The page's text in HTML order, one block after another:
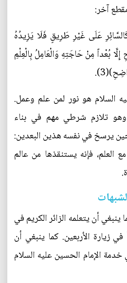
آخر:
عَلَى غَيْرِ طَرِيقٍ فَلَا يَزِيدُهُ
بُعْداً مِنْ حَاجَتِهِ وَالْعَامِلُ بِالْعِلْمِ
السلام هو نور لمن علم وعمل.
تلازم شرطي مهم في بناء
حين يرسخ في نفسه هذين البعدين:
العلم، فإنه يستنقذها من عالم
أن يتعلمه الزائر الكريم في
زيارة الأربعين. كما ينبغي أن
الإمام الحسين عليه السلام